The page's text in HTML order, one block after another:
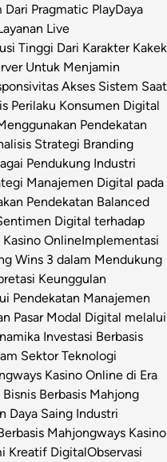
Pragmatic PlayDaya
Live
Tinggi Dari Karakter Kakek
Untuk Menjamin
Akses Sistem Saat
Perilaku Konsumen Digital
Pendekatan
Strategi Branding
Pendukung Industri
Manajemen Digital pada
Pendekatan Balanced
Digital terhadap
OnlineImplementasi
Wins 3 dalam Mendukung
Keunggulan
Pendekatan Manajemen
Pasar Modal Digital melalui
Investasi Berbasis
Sektor Teknologi
Kasino Online di Era
Berbasis Mahjong
Daya Saing Industri
Mahjongways Kasino
Kreatif DigitalObservasi